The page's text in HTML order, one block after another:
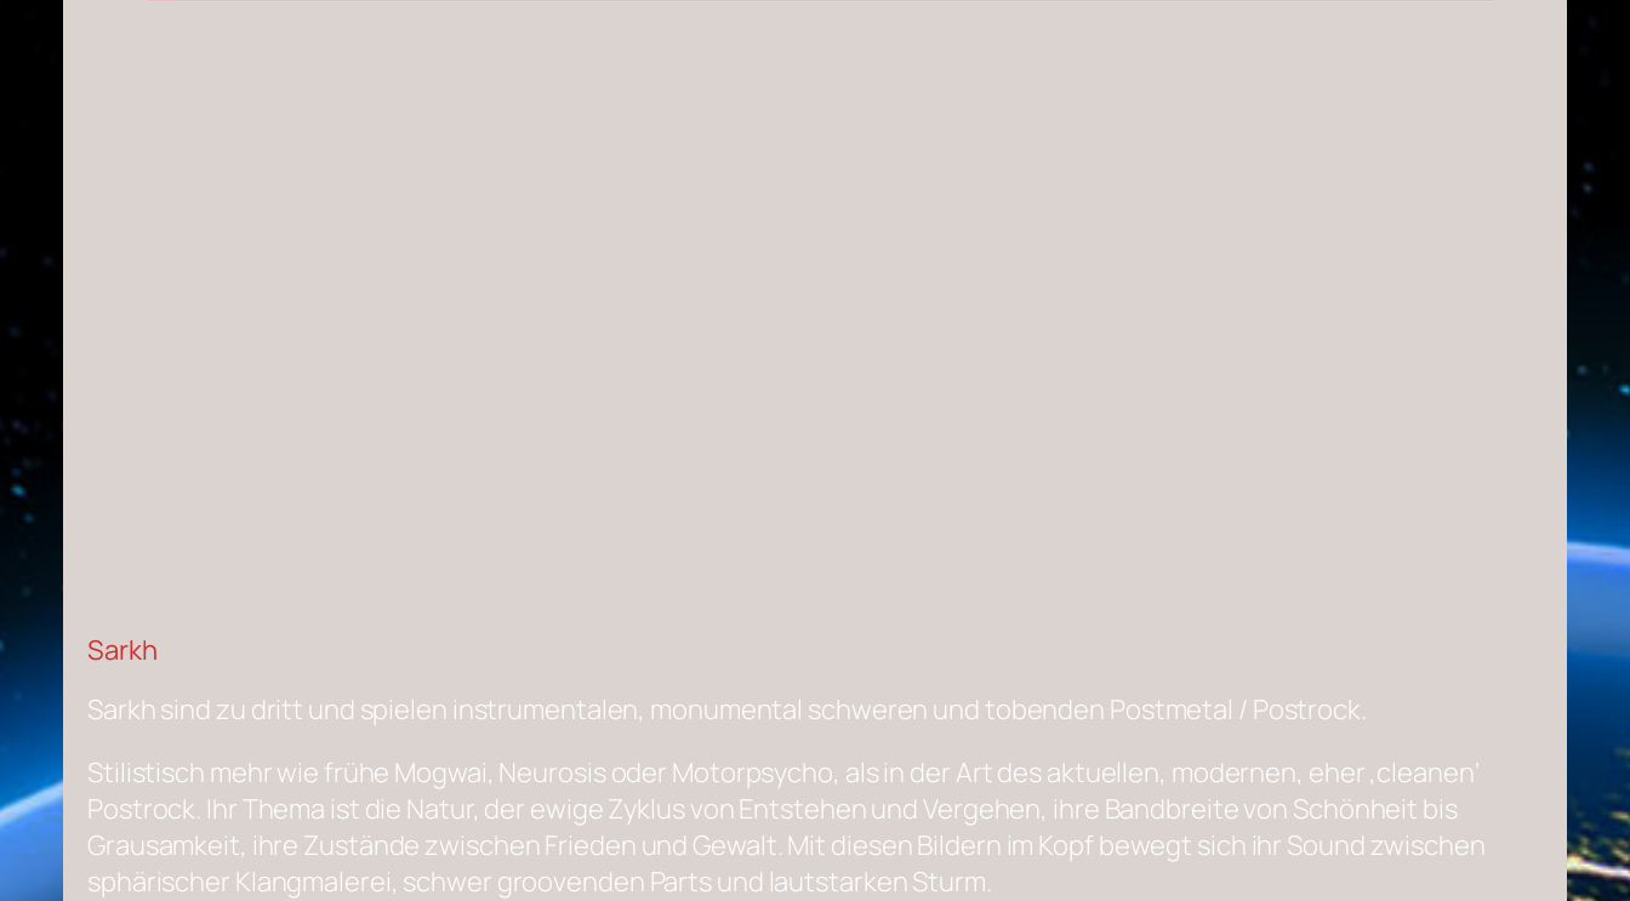
Sarkh
Sarkh sind zu dritt und spielen instrumentalen, monumental schweren und tobenden Postmetal / Postrock.
Stilistisch mehr wie frühe Mogwai, Neurosis oder Motorpsycho, als in der Art des aktuellen, modernen, eher ‚cleanen‘
Postrock. Ihr Thema ist die Natur, der ewige Zyklus von Entstehen und Vergehen, ihre Bandbreite von Schönheit bis
Grausamkeit, ihre Zustände zwischen Frieden und Gewalt. Mit diesen Bildern im Kopf bewegt sich ihr Sound zwischen
sphärischer Klangmalerei, schwer groovenden Parts und lautstarken Sturm.